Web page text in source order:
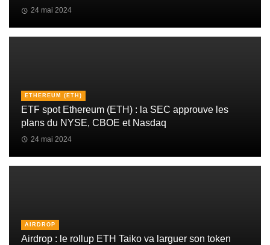
24 mai 2024
ETHEREUM (ETH)
ETF spot Ethereum (ETH) : la SEC approuve les
plans du NYSE, CBOE et Nasdaq
24 mai 2024
AIRDROP
Airdrop : le rollup ETH Taiko va larguer son token